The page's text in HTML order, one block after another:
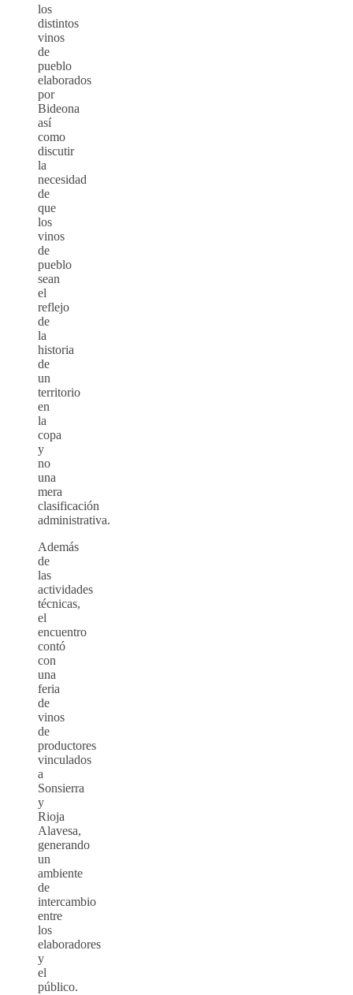
los
distintos
vinos
de
pueblo
elaborados
por
Bideona
así
como
discutir
la
necesidad
de
que
los
vinos
de
pueblo
sean
el
reflejo
de
la
historia
de
un
territorio
en
la
copa
y
no
una
mera
clasificación
administrativa.
Además
de
las
actividades
técnicas,
el
encuentro
contó
con
una
feria
de
vinos
de
productores
vinculados
a
Sonsierra
y
Rioja
Alavesa,
generando
un
ambiente
de
intercambio
entre
los
elaboradores
y
el
público.